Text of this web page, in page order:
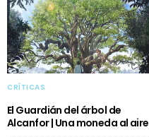
CRÍTICAS
El Guardián del árbol de
Alcanfor | Una moneda al aire